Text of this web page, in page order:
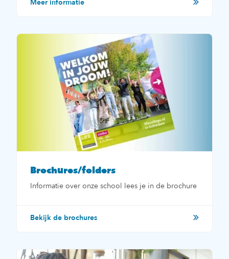
Meer informatie
Brochures/folders
Informatie over onze school lees je in de brochure
Bekijk de brochures